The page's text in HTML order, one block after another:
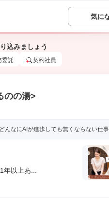
気に
込みましょう
委託 契約社員
のの湯>
なにAIが進歩しても無くならない仕
以上あ...